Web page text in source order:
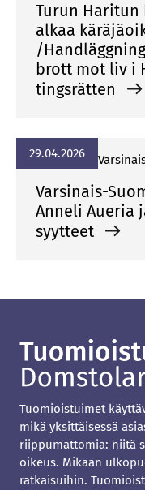
Turun
alkaa
/
brott mot liv i
tingsrätten
29.04.2026
Varsinais-
Anneli Aueria
syytteet
Tuomioistuimet
mikä yksittäisessä
riippumattomia: niitä
oikeus. Mikään
ratkaisuihin.